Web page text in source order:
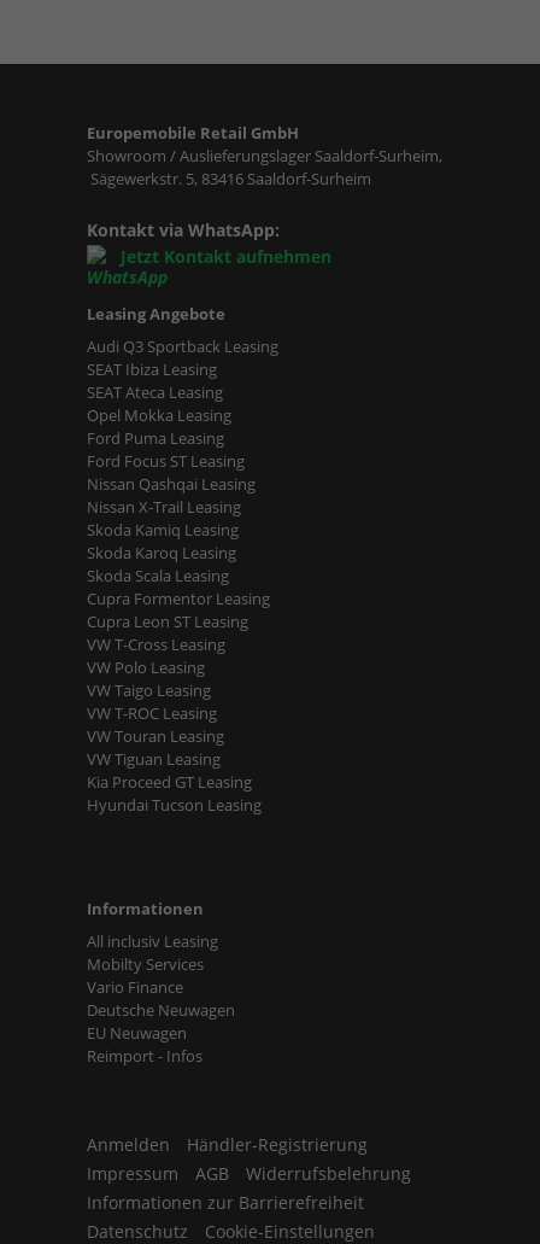
Europemobile Retail GmbH
Showroom / Auslieferungslager Saaldorf-Surheim,
Sägewerkstr. 5, 83416 Saaldorf-Surheim
Kontakt via WhatsApp:
Jetzt Kontakt aufnehmen
Leasing Angebote
Audi Q3 Sportback Leasing
SEAT Ibiza Leasing
SEAT Ateca Leasing
Opel Mokka Leasing
Ford Puma Leasing
Ford Focus ST Leasing
Nissan Qashqai Leasing
Nissan X-Trail Leasing
Skoda Kamiq Leasing
Skoda Karoq Leasing
Skoda Scala Leasing
Cupra Formentor Leasing
Cupra Leon ST Leasing
VW T-Cross Leasing
VW Polo Leasing
VW Taigo Leasing
VW T-ROC Leasing
VW Touran Leasing
VW Tiguan Leasing
Kia Proceed GT Leasing
Hyundai Tucson Leasing
Informationen
All inclusiv Leasing
Mobilty Services
Vario Finance
Deutsche Neuwagen
EU Neuwagen
Reimport - Infos
Anmelden
Händler-Registrierung
Impressum
AGB
Widerrufsbelehrung
Informationen zur Barrierefreiheit
Datenschutz
Cookie-Einstellungen